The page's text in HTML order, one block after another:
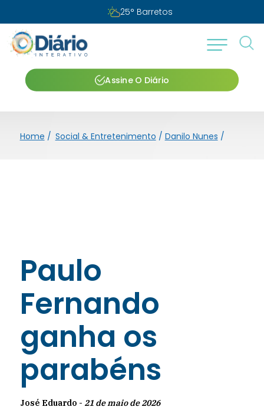
25° Barretos
Assine O Diário
Home / Social & Entretenimento / Danilo Nunes /
Paulo
Fernando
ganha os
parabéns
José Eduardo - 21 de maio de 2026